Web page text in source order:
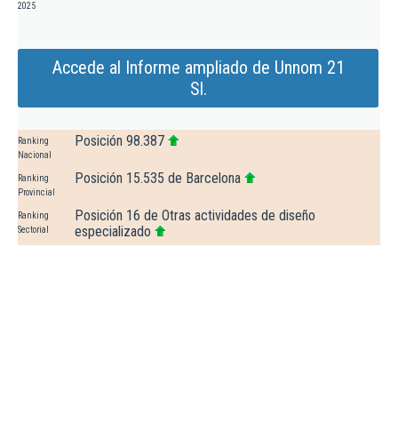
2025
Accede al Informe ampliado de Unnom 21
Sl.
Ranking
Nacional
Posición 98.387
Ranking
Provincial
Posición 15.535 de Barcelona
Ranking
Sectorial
Posición 16 de Otras actividades de diseño
especializado